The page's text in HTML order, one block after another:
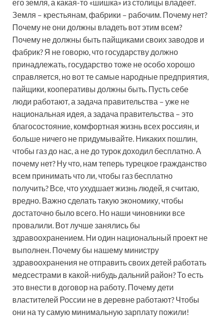
его земля, а какая-то «шишка» из столицы владеет.
Земля – крестьянам, фабрики – рабочим. Почему нет?
Почему не они должны владеть вот этим всем?
Почему не должны быть пайщиками своих заводов и
фабрик? Я не говорю, что государству должно
принадлежать, государство тоже не особо хорошо
справляется, но вот те самые народные предприятия,
пайщики, кооперативы должны быть. Пусть себе
люди работают, а задача правительства – уже не
национальная идея, а задача правительства – это
благосостояние, комфортная жизнь всех россиян, и
больше ничего не придумывайте. Никаких пошлин,
чтобы газ до нас, а не до турок доходил бесплатно. А
почему нет? Ну что, нам теперь турецкое гражданство
всем принимать что ли, чтобы газ бесплатно
получить? Все, что ухудшает жизнь людей, я считаю,
вредно. Важно сделать такую экономику, чтобы
достаточно было всего. Но наши чиновники все
провалили. Вот лучше занялись бы
здравоохранением. Ни один национальный проект не
выполнен. Почему бы нашему министру
здравоохранения не отправить своих детей работать
медсестрами в какой-нибудь дальний район? То есть
это внести в договор на работу. Почему дети
властителей России не в деревне работают? Чтобы
они на ту самую минимальную зарплату пожили!